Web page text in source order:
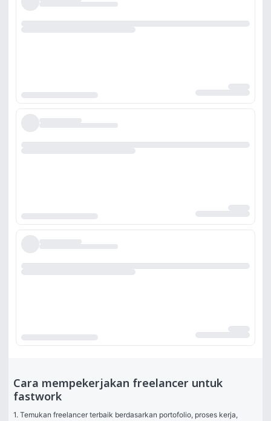
Cara mempekerjakan freelancer untuk
fastwork
1. Temukan freelancer terbaik berdasarkan portofolio, proses kerja,